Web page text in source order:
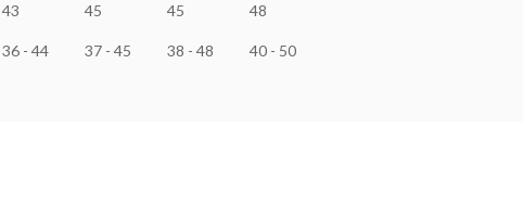
43 45 45 48
36 - 44 37 - 45 38 - 48 40 - 50